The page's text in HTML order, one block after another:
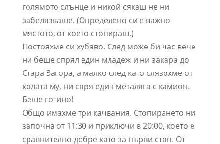
голямото слънце и никой сякаш не ни
забелязваше. (Определено си е важно
мястото, от което стопираш.)
Постояхме си хубаво. След може би час вече
ни беше спрял един младеж и ни закара до
Стара Загора, а малко след като слязохме от
колата му, ни спря един металяга с камион.
Беше готино!
Общо имахме три качвания. Стопирането ни
започна от 11:30 и приключи в 20:00, което е
сравнително добре като за първи стоп. От